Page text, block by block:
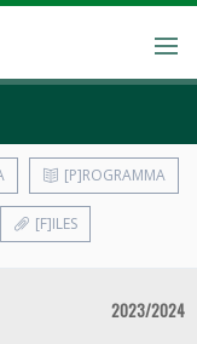
[P]ROGRAMMA
[F]ILES
2023/2024